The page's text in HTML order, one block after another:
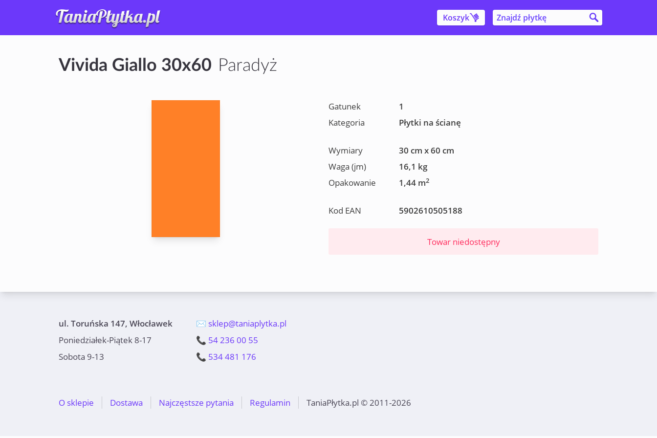
Koszyk
Vivida Giallo 30x60 Paradyż
Gatunek
1
Kategoria
Płytki na ścianę
Wymiary
30 cm x 60 cm
Waga (jm)
16,1 kg
Opakowanie
1,44 m2
Kod EAN 5902610505188
Towar niedostępny
ul. Toruńska 147, Włocławek
Poniedziałek-Piątek 8-17
Sobota 9-13
✉️ sklep@taniaplytka.pl
📞 54 236 00 55
📞 534 481 176
O sklepie Dostawa Najczęstsze pytania Regulamin TaniaPłytka.pl © 2011-2026